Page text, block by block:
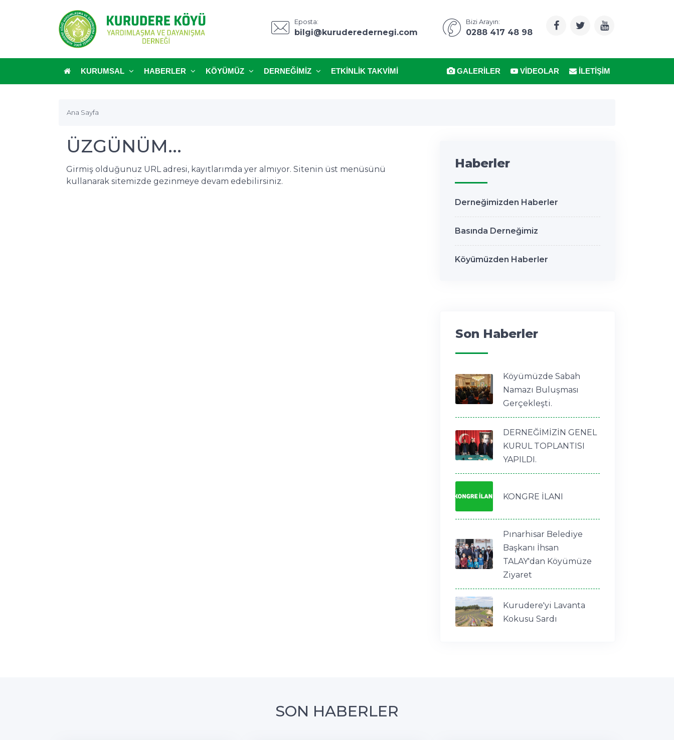
Eposta:
bilgi@kuruderedernegi.com
Bizi Arayın:
0288 417 48 98
KURUMSAL HABERLER KÖYÜMÜZ DERNEĞIMIZ ETKINLIK TAKVIMI GALERILER VIDEOLAR İLETIŞIM
Ana Sayfa
ÜZGÜNÜM...
Girmiş olduğunuz URL adresi, kayıtlarımda yer almıyor. Sitenin üst menüsünü
kullanarak sitemizde gezinmeye devam edebilirsiniz.
Haberler
Derneğimizden Haberler
Basında Derneğimiz
Köyümüzden Haberler
Son Haberler
Köyümüzde Sabah
Namazı Buluşması
Gerçekleşti.
DERNEĞİMİZİN GENEL
KURUL TOPLANTISI
YAPILDI.
KONGRE İLANI
Pınarhisar Belediye
Başkanı İhsan
TALAY'dan Köyümüze
Ziyaret
Kurudere'yi Lavanta
Kokusu Sardı
SON HABERLER